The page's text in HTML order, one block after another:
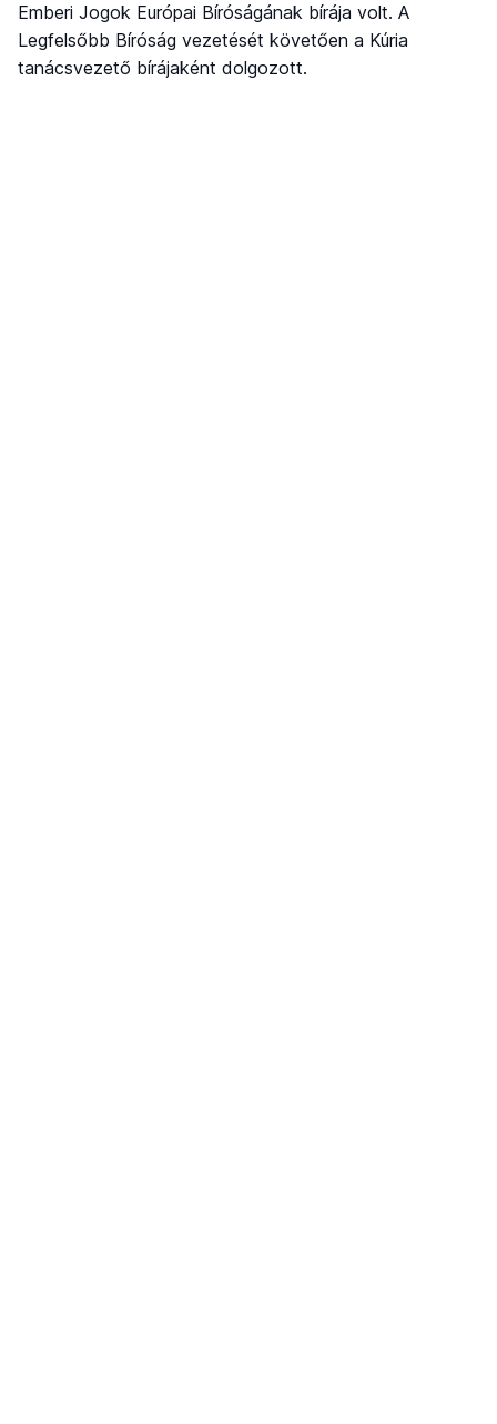
Emberi Jogok Európai Bíróságának bírája volt. A
Legfelsőbb Bíróság vezetését követően a Kúria
tanácsvezető bírájaként dolgozott.